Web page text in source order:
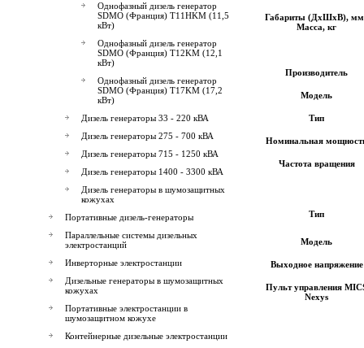
Однофазный дизель генератор
SDMO (Франция) T11HKM (11,5
кВт)
Однофазный дизель генератор
SDMO (Франция) T12KM (12,1
кВт)
Однофазный дизель генератор
SDMO (Франция) T17KM (17,2
кВт)
Дизель генераторы 33 - 220 кВА
Дизель генераторы 275 - 700 кВА
Дизель генераторы 715 - 1250 кВА
Дизель генераторы 1400 - 3300 кВА
Дизель генераторы в шумозащитных
кожухах
Портативные дизель-генераторы
Параллельные системы дизельных
электростанций
Инверторные электростанции
Дизельные генераторы в шумозащитных
кожухах
Портативные электростанции в
шумозащитном кожухе
Контейнерные дизельные электростанции
Габариты (ДхШхВ),
Масса, кг
Производитель
Модель
Тип
Номинальная
Частота вращения
Тип
Модель
Выходное напряжение
Пульт управления
Nexys